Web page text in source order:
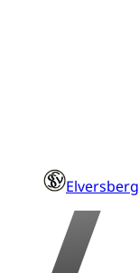
Elversberg